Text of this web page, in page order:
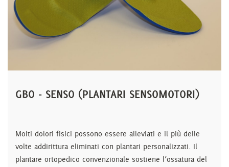
GBO - SENSO (PLANTARI SENSOMOTORI)
Molti dolori fisici possono essere alleviati e il più delle
volte addirittura eliminati con plantari personalizzati. Il
plantare ortopedico convenzionale sostiene l’ossatura del